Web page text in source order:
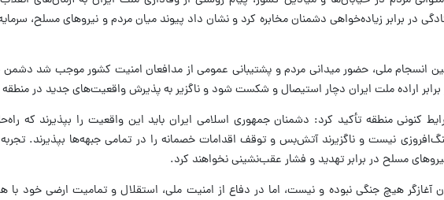
در برابر زیاده‌خواهی دشمنان مخابره کرد و نشان داد پیوند میان مردم و نیروهای مسلح،
انسجام ملی، حضور میدانی مردم و پشتیبانی عمومی از مدافعان امنیت کشور موجب شد دشمن
اراده ملت ایران دچار استیصال و شکست شود و ناگزیر به پذیرش واقعیت‌های جدید در
کنونی منطقه تأکید کرد: دشمنان جمهوری اسلامی ایران باید این واقعیت را بپذیرند که
جنگ‌افروزی نیست و ناگزیرند آتش‌بس و توقف اقدامات خصمانه را در تمامی جبهه‌ها بپذیرند.
مسلح در برابر تهدید و فشار عقب‌نشینی نخواهند کرد.
آغازگر هیچ جنگی نبوده و نیست، اما در دفاع از امنیت ملی، استقلال و تمامیت ارضی خود با